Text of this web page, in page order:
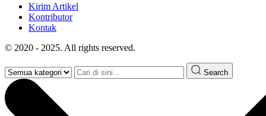
Kirim Artikel
Kontributor
Kontak
© 2020 - 2025. All rights reserved.
Search